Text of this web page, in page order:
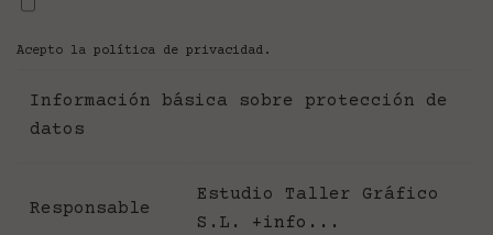
Acepto la política de privacidad .
Información básica sobre protección de
datos
Responsable
Estudio Taller Gráfico
S.L. +info...